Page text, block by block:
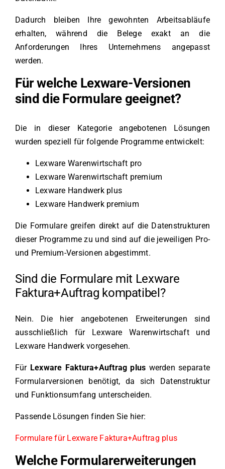
Dadurch bleiben Ihre gewohnten Arbeitsabläufe
erhalten, während die Belege exakt an die
Anforderungen Ihres Unternehmens angepasst
werden.
Für welche Lexware-Versionen
sind die Formulare geeignet?
Die in dieser Kategorie angebotenen Lösungen
wurden speziell für folgende Programme entwickelt:
Lexware Warenwirtschaft pro
Lexware Warenwirtschaft premium
Lexware Handwerk plus
Lexware Handwerk premium
Die Formulare greifen direkt auf die Datenstrukturen
dieser Programme zu und sind auf die jeweiligen Pro-
und Premium-Versionen abgestimmt.
Sind die Formulare mit Lexware
Faktura+Auftrag kompatibel?
Nein. Die hier angebotenen Erweiterungen sind
ausschließlich für Lexware Warenwirtschaft und
Lexware Handwerk vorgesehen.
Für Lexware Faktura+Auftrag plus werden separate
Formularversionen benötigt, da sich Datenstruktur
und Funktionsumfang unterscheiden.
Passende Lösungen finden Sie hier:
Formulare für Lexware Faktura+Auftrag plus
Welche Formularerweiterungen